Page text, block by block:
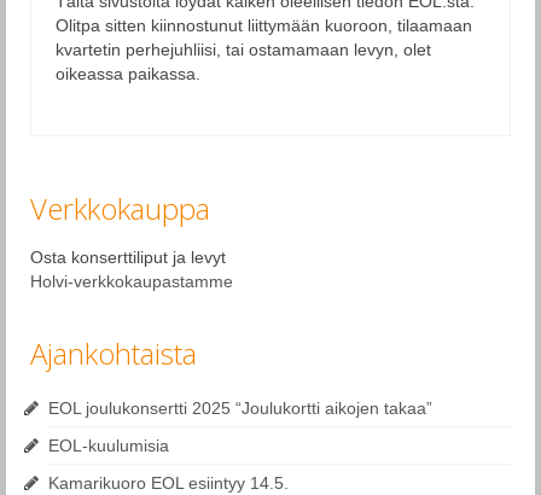
Olitpa sitten kiinnostunut liittymään kuoroon, tilaamaan
kvartetin perhejuhliisi, tai ostamamaan levyn, olet
oikeassa paikassa.
Verkkokauppa
Osta konserttiliput ja levyt
Holvi-verkkokaupastamme
Ajankohtaista
EOL joulukonsertti 2025 “Joulukortti aikojen takaa”
EOL-kuulumisia
Kamarikuoro EOL esiintyy 14.5.